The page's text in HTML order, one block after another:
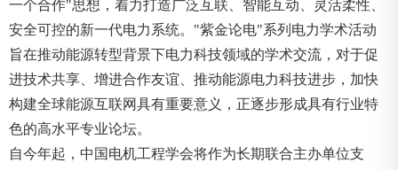
一个合作"思想，着力打造广泛互联、智能互动、灵活柔性、
安全可控的新一代电力系统。"紫金论电"系列电力学术活动
旨在推动能源转型背景下电力科技领域的学术交流，对于促
进技术共享、增进合作友谊、推动能源电力科技进步，加快
构建全球能源互联网具有重要意义，正逐步形成具有行业特
色的高水平专业论坛。
自今年起，中国电机工程学会将作为长期联合主办单位支